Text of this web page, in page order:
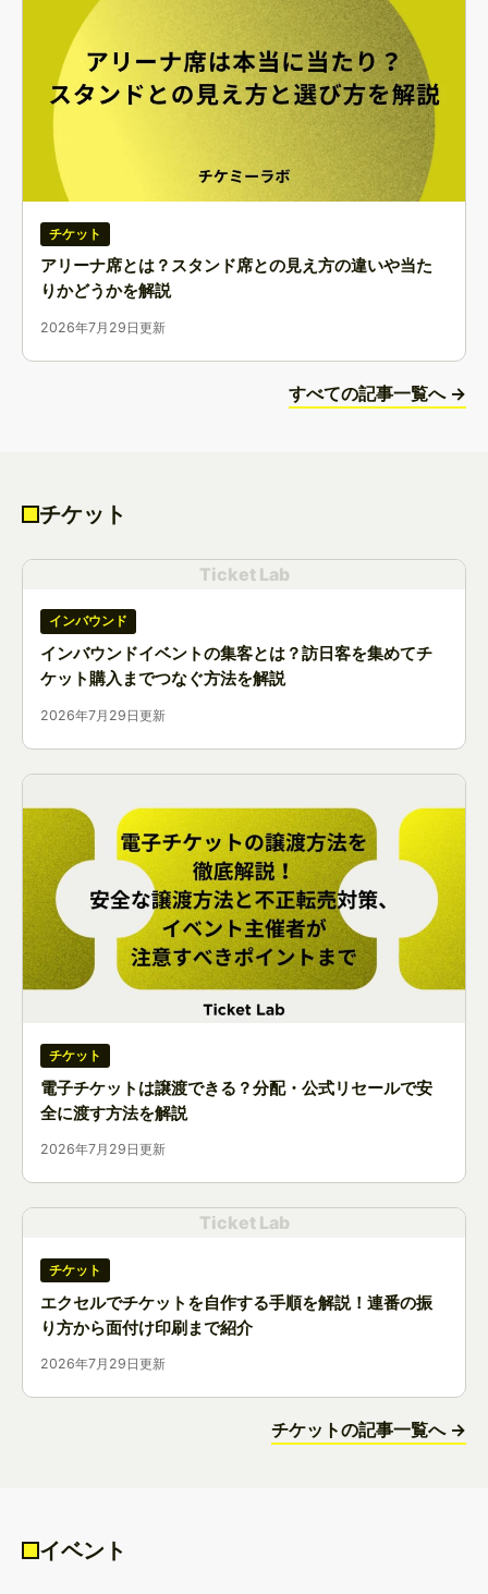
チケット
アリーナ席とは？スタンド席との見え方の違いや当た
りかどうかを解説
2026年7月29日更新
すべての記事一覧へ →
チケット
Ticket Lab
インバウンド
インバウンドイベントの集客とは？訪日客を集めてチ
ケット購入までつなぐ方法を解説
2026年7月29日更新
チケット
電子チケットは譲渡できる？分配・公式リセールで安
全に渡す方法を解説
2026年7月29日更新
Ticket Lab
チケット
エクセルでチケットを自作する手順を解説！連番の振
り方から面付け印刷まで紹介
2026年7月29日更新
チケットの記事一覧へ →
イベント